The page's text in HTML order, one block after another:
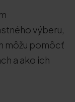
výberu,
môžu pomôcť
a ako ich